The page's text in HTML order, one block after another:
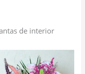
de interior